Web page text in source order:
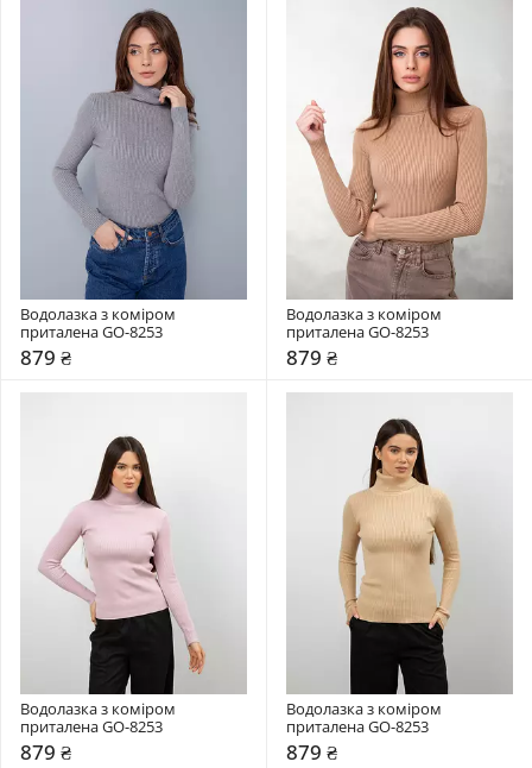
Водолазка з коміром
приталена GO-8253
879 ₴
Водолазка з коміром
приталена GO-8253
879 ₴
Водолазка з коміром
приталена GO-8253
879 ₴
Водолазка з коміром
приталена GO-8253
879 ₴